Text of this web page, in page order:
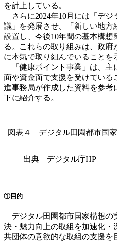
を計上している。
さらに2024年10月には「デジ
議」を発展させ、「新しい地方
設置し、今後10年間の基本構想
る。これらの取り組みは、政
に本気で取り組んでいることを
「健康ポイント事業」は、主
面や資金面で支援を受けている
進事務局が作成した資料を参考
下に紹介する。
図表４ デジタル田園都市国
出典 デジタル庁HP
①目的
デジタル田園都市国家構想の
決・魅力向上の取組を加速化・
共団体の意欲的な取組の支援を